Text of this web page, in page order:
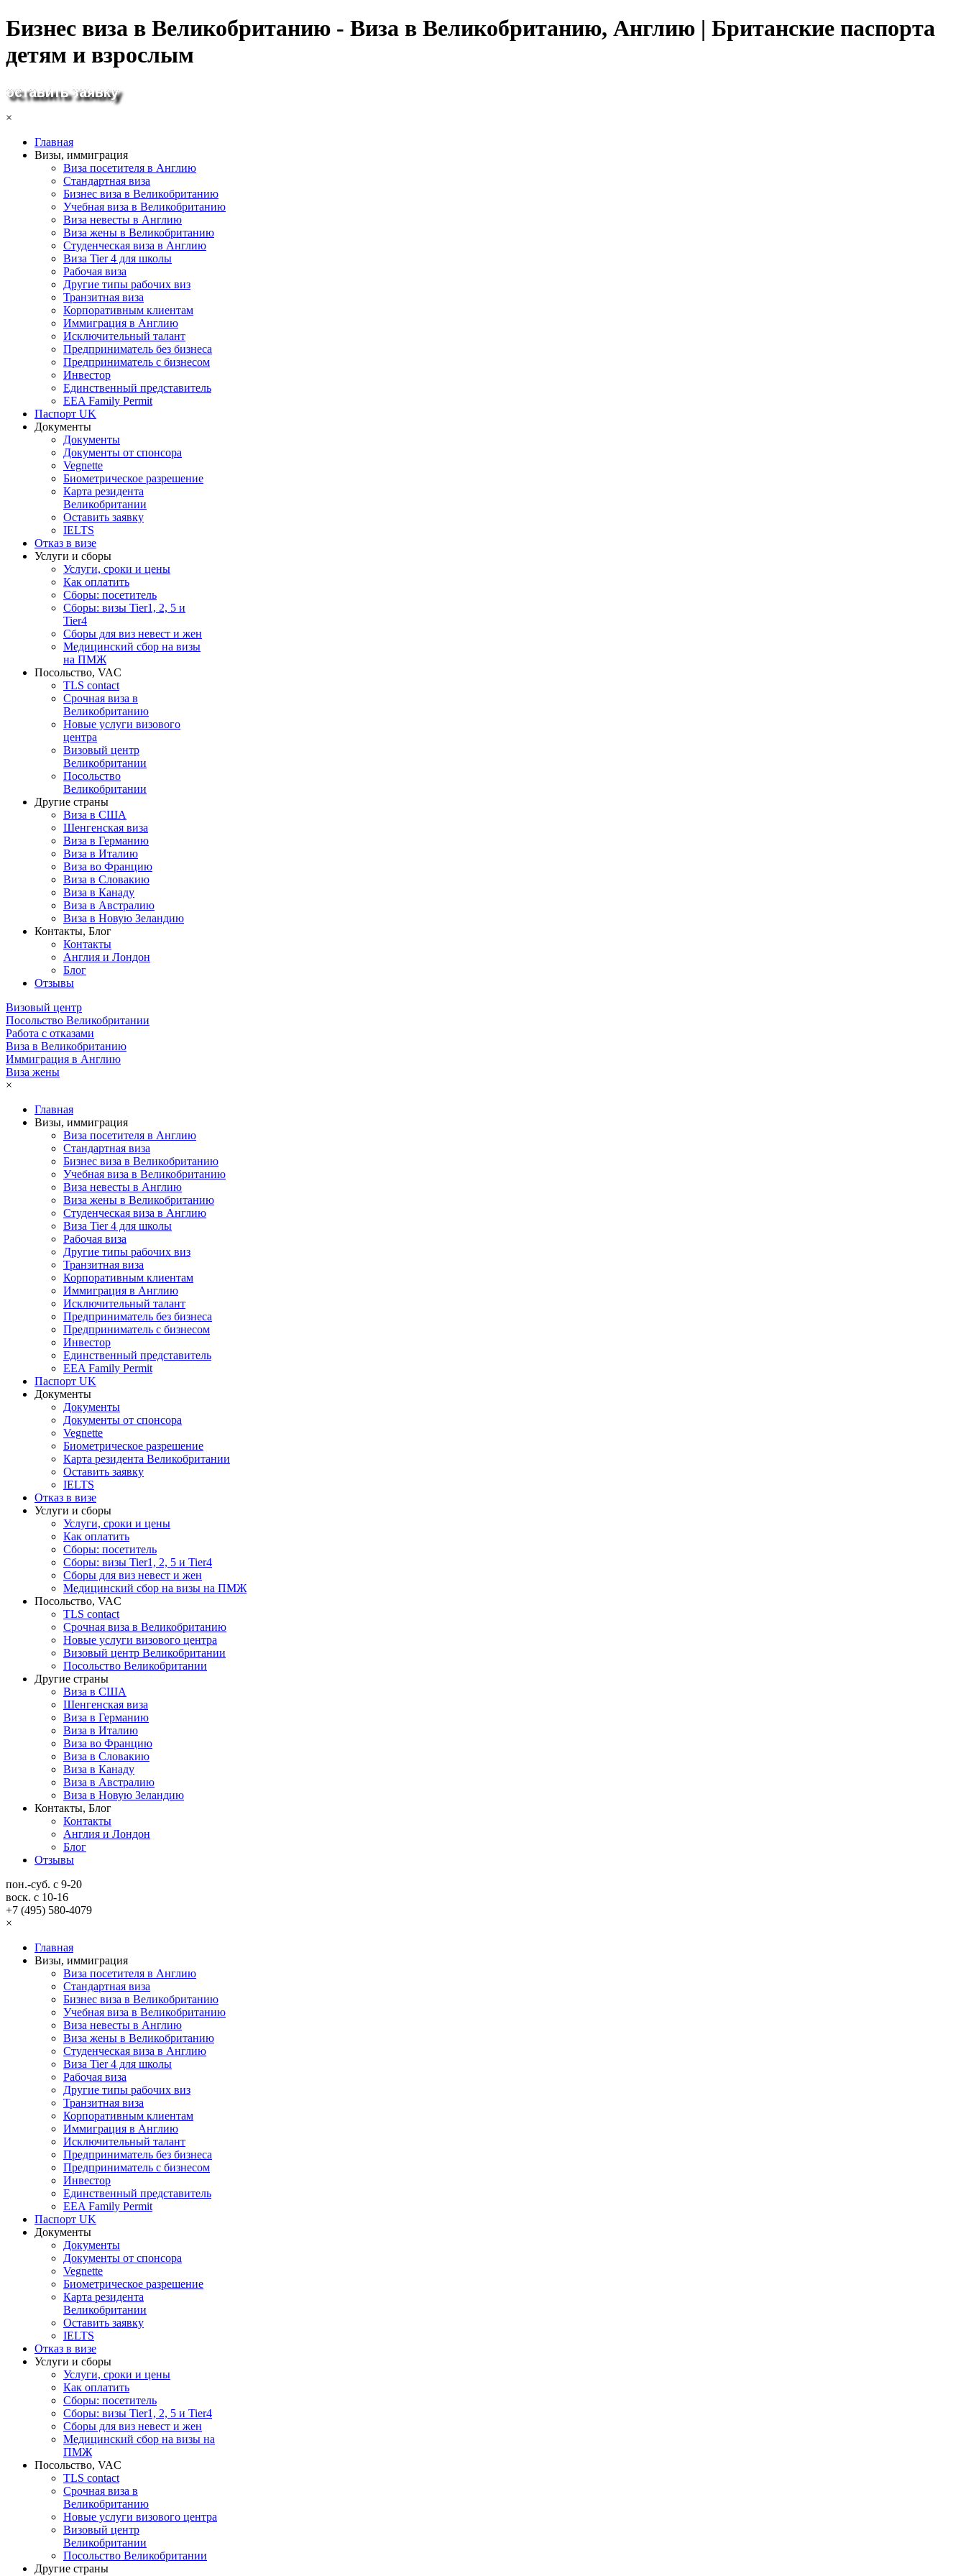
Бизнес виза в Великобританию - Виза в Великобританию, Англию | Британские паспорта
детям и взрослым
×
Главная
Визы, иммиграция
Виза посетителя в Англию
Стандартная виза
Бизнес виза в Великобританию
Учебная виза в Великобританию
Виза невесты в Англию
Виза жены в Великобританию
Студенческая виза в Англию
Виза Tier 4 для школы
Рабочая виза
Другие типы рабочих виз
Транзитная виза
Корпоративным клиентам
Иммиграция в Англию
Исключительный талант
Предприниматель без бизнеса
Предприниматель с бизнесом
Инвестор
Единственный представитель
EEA Family Permit
Паспорт UK
Документы
Документы
Документы от спонсора
Vegnette
Биометрическое разрешение
Карта резидента
Великобритании
Оставить заявку
IELTS
Отказ в визе
Услуги и сборы
Услуги, сроки и цены
Как оплатить
Сборы: посетитель
Сборы: визы Tier1, 2, 5 и
Tier4
Сборы для виз невест и жен
Медицинский сбор на визы
на ПМЖ
Посольство, VAC
TLS contact
Срочная виза в
Великобританию
Новые услуги визового
центра
Визовый центр
Великобритании
Посольство
Великобритании
Другие страны
Виза в США
Шенгенская виза
Виза в Германию
Виза в Италию
Виза во Францию
Виза в Словакию
Виза в Канаду
Виза в Австралию
Виза в Новую Зеландию
Контакты, Блог
Контакты
Англия и Лондон
Блог
Отзывы
Визовый центр
Посольство Великобритании
Работа с отказами
Виза в Великобританию
Иммиграция в Англию
Виза жены
×
Главная
Визы, иммиграция
Виза посетителя в Англию
Стандартная виза
Бизнес виза в Великобританию
Учебная виза в Великобританию
Виза невесты в Англию
Виза жены в Великобританию
Студенческая виза в Англию
Виза Tier 4 для школы
Рабочая виза
Другие типы рабочих виз
Транзитная виза
Корпоративным клиентам
Иммиграция в Англию
Исключительный талант
Предприниматель без бизнеса
Предприниматель с бизнесом
Инвестор
Единственный представитель
EEA Family Permit
Паспорт UK
Документы
Документы
Документы от спонсора
Vegnette
Биометрическое разрешение
Карта резидента Великобритании
Оставить заявку
IELTS
Отказ в визе
Услуги и сборы
Услуги, сроки и цены
Как оплатить
Сборы: посетитель
Сборы: визы Tier1, 2, 5 и Tier4
Сборы для виз невест и жен
Медицинский сбор на визы на ПМЖ
Посольство, VAC
TLS contact
Срочная виза в Великобританию
Новые услуги визового центра
Визовый центр Великобритании
Посольство Великобритании
Другие страны
Виза в США
Шенгенская виза
Виза в Германию
Виза в Италию
Виза во Францию
Виза в Словакию
Виза в Канаду
Виза в Австралию
Виза в Новую Зеландию
Контакты, Блог
Контакты
Англия и Лондон
Блог
Отзывы
пон.-суб. с 9-20
воск. с 10-16
+7 (495) 580-4079
×
Главная
Визы, иммиграция
Виза посетителя в Англию
Стандартная виза
Бизнес виза в Великобританию
Учебная виза в Великобританию
Виза невесты в Англию
Виза жены в Великобританию
Студенческая виза в Англию
Виза Tier 4 для школы
Рабочая виза
Другие типы рабочих виз
Транзитная виза
Корпоративным клиентам
Иммиграция в Англию
Исключительный талант
Предприниматель без бизнеса
Предприниматель с бизнесом
Инвестор
Единственный представитель
EEA Family Permit
Паспорт UK
Документы
Документы
Документы от спонсора
Vegnette
Биометрическое разрешение
Карта резидента
Великобритании
Оставить заявку
IELTS
Отказ в визе
Услуги и сборы
Услуги, сроки и цены
Как оплатить
Сборы: посетитель
Сборы: визы Tier1, 2, 5 и Tier4
Сборы для виз невест и жен
Медицинский сбор на визы на
ПМЖ
Посольство, VAC
TLS contact
Срочная виза в
Великобританию
Новые услуги визового центра
Визовый центр
Великобритании
Посольство Великобритании
Другие страны